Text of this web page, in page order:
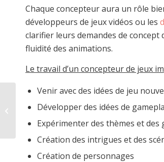
Chaque concepteur aura un rôle
développeurs de jeux vidéos ou les
clarifier leurs demandes de
fluidité des animations.
Le travail d’un concepteur de jeux
Venir avec des idées de jeu
Développer des idées de
Expérimenter des thèmes et des
Création des intrigues et des
Création de personnages
Officer (CTO) : Fiche de
poste